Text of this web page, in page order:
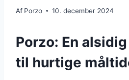
Af Porzo 10. december 2024
Porzo: En
til hurtige